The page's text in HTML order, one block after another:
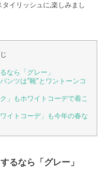
イリッシュに,楽しみまし
なら「グレー」
ンツは“靴”とワントーンコ
」もホワイトコーデで着こ
イトコーデ」も今年の春な
るなら「グレー」